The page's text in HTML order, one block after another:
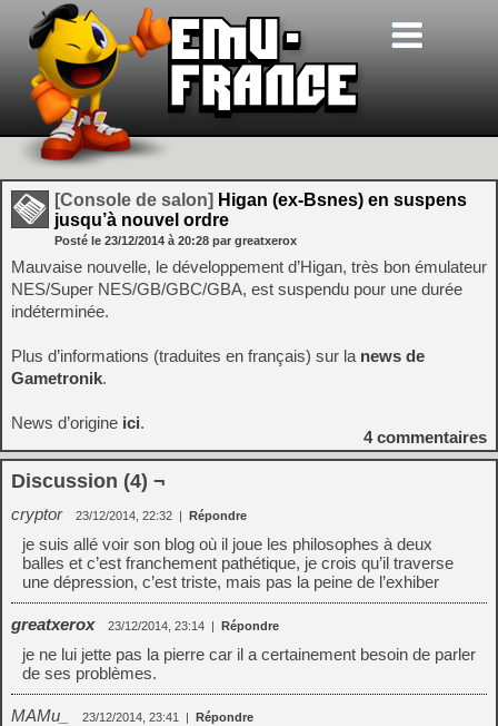
[Console de salon] Higan (ex-Bsnes) en suspens
jusqu’à nouvel ordre
Posté le 23/12/2014 à 20:28 par greatxerox
Mauvaise nouvelle, le développement d’Higan, très bon émulateur
NES/Super NES/GB/GBC/GBA, est suspendu pour une durée
indéterminée.
Plus d’informations (traduites en français) sur la news de
Gametronik.
News d’origine ici.
4commentaires
Discussion (4) ¬
cryptor 23/12/2014, 22:32 | Répondre
je suis allé voir son blog où il joue les philosophes à deux
balles et c’est franchement pathétique, je crois qu’il traverse
une dépression, c’est triste, mais pas la peine de l’exhiber
greatxerox 23/12/2014, 23:14 | Répondre
je ne lui jette pas la pierre car il a certainement besoin de parler
de ses problèmes.
MAMu_ 23/12/2014, 23:41 | Répondre